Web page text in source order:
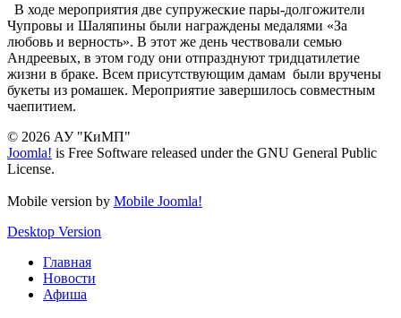
В ходе мероприятия две супружеские пары-долгожители
Чупровы и Шаляпины были награждены медалями «За
любовь и верность». В этот же день чествовали семью
Андреевых, в этом году они отпразднуют тридцатилетие
жизни в браке. Всем присутствующим дамам были вручены
букеты из ромашек. Мероприятие завершилось совместным
чаепитием.
© 2026 АУ "КиМП"
Joomla! is Free Software released under the GNU General Public
License.
Mobile version by Mobile Joomla!
Desktop Version
Главная
Новости
Афиша